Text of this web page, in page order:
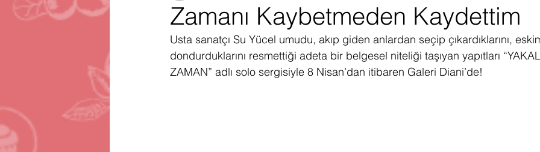
Firma Satınalma Hediye Çekilişi Fintech Micro Focus Çevre Koruma
Zamanı Kaybetmeden Kaydettim
Usta sanatçı Su Yücel umudu, akıp giden anlardan seçip çıkardıklarını,
dondurduklarını resmettiği adeta bir belgesel niteliği taşıyan yapıtları
ZAMAN” adlı solo sergisiyle 8 Nisan’dan itibaren Galeri Diani’de!